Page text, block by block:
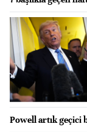
Powell artık geçici